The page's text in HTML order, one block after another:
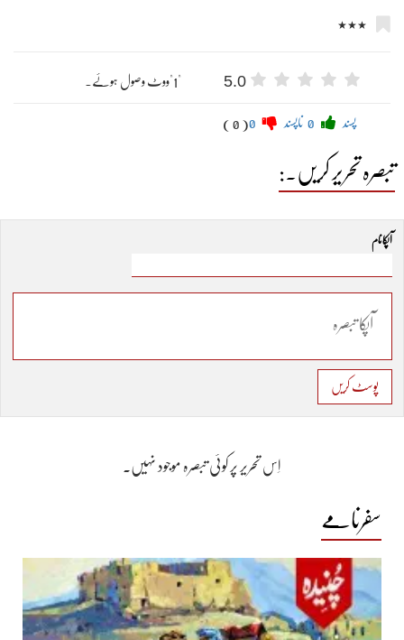
٭٭٭
5.0 "1"ووٹ وصول ہوئے۔
پسند ناپسند ( 0 )
تبصرہ تحریر کریں۔:
آپکا نام
پوسٹ کریں
اِس تحریر پر کوئی تبصرہ موجود نہیں۔
سفرنامے